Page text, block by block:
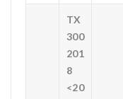
TX
300
201
8
<20